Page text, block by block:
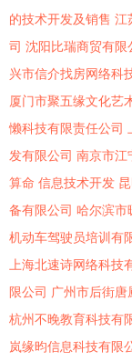
的技术开发及销售 江
司 沈阳比瑞商贸有限
兴市信介找房网络科
厦门市聚五缘文化艺
懒科技有限责任公司
发有限公司 南京市江
算命 信息技术开发
备有限公司 哈尔滨市
机动车驾驶员培训有
上海北速诗网络科技
限公司 广州市后街唐
杭州不晚教育科技有
岚缘昀信息科技有限